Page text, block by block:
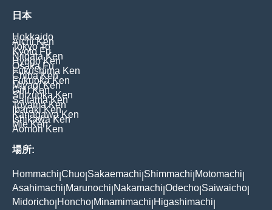
日本
Hokkaido
Aichi Ken
Tokyo To
Kyoto Fu
Niigata Ken
Hyogo Ken
Osaka Fu
Fukushima Ken
Chiba Ken
Fukuoka Ken
Miyagi Ken
Gifu Ken
Shizuoka Ken
Saitama Ken
Toyama Ken
Ibaraki Ken
Kanagawa Ken
Ishikawa Ken
Mie Ken
Aomori Ken
場所:
Hommachi Chuo Sakaemachi Shimmachi Motomachi
Asahimachi Marunochi Nakamachi Odecho Saiwaicho
Midoricho Honcho Minamimachi Higashimachi